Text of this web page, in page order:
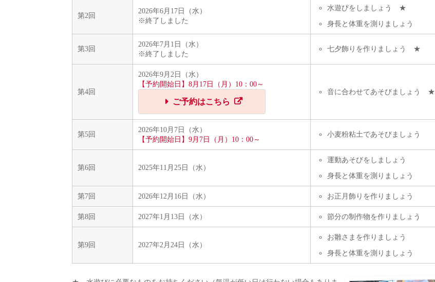
第2回
2026年6月17日（水）
※終了しました
水遊びをしましょう ★
身長と体重を測りましょう
第3回
2026年7月1日（水）
※終了しました
七夕飾りを作りましょう ★
第4回
2026年9月2日（水）
【予約開始日】8月17日（月）10：00～
ご予約はこちら
音に合わせてあそびましょう ★
第5回
2026年10月7日（水）
【予約開始日】9月7日（月）10：00～
小麦粉粘土であそびましょう
第6回 2025年11月25日（水）
運動あそびをしましょう
身長と体重を測りましょう
第7回 2026年12月16日（水） お正月飾りを作りましょう
第8回 2027年1月13日（水） 節分の制作物を作りましょう
第9回 2027年2月24日（水）
お雛さまを作りましょう
身長と体重を測りましょう